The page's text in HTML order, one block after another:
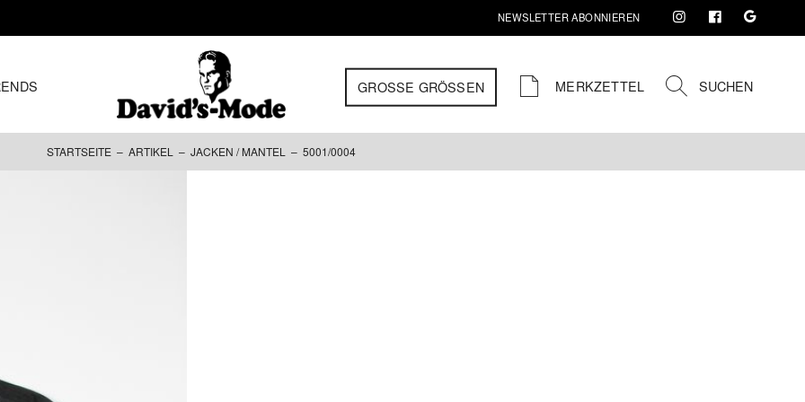
NEWSLETTER ABONNIEREN
GROSSE GRÖSSEN MERKZETTEL SUCHEN
STARTSEITE – ARTIKEL – JACKEN / MANTEL – 5001/0004